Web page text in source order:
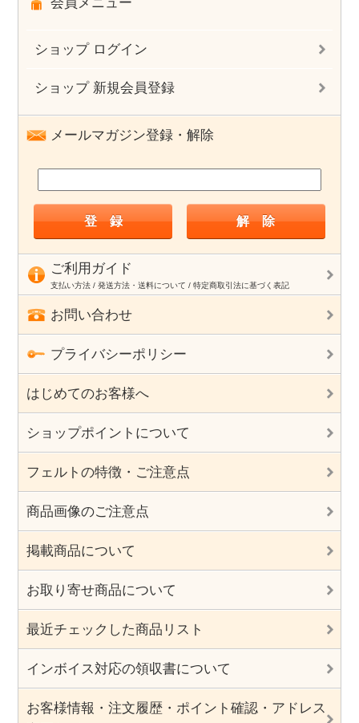
会員メニュー
ショップ ログイン
ショップ 新規会員登録
メールマガジン登録・解除
ご利用ガイド
支払い方法 / 発送方法・送料について / 特定商取引法に基づく表記
お問い合わせ
プライバシーポリシー
はじめてのお客様へ
ショップポイントについて
フェルトの特徴・ご注意点
商品画像のご注意点
掲載商品について
お取り寄せ商品について
最近チェックした商品リスト
インボイス対応の領収書について
お客様情報・注文履歴・ポイント確認・アドレス